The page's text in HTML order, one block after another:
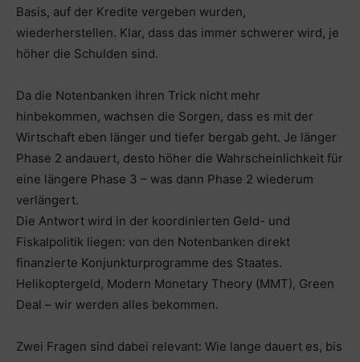
Basis, auf der Kredite vergeben wurden,
wiederherstellen. Klar, dass das immer schwerer wird, je
höher die Schulden sind.
Da die Notenbanken ihren Trick nicht mehr
hinbekommen, wachsen die Sorgen, dass es mit der
Wirtschaft eben länger und tiefer bergab geht. Je länger
Phase 2 andauert, desto höher die Wahrscheinlichkeit für
eine längere Phase 3 – was dann Phase 2 wiederum
verlängert.
Die Antwort wird in der koordinierten Geld- und
Fiskalpolitik liegen: von den Notenbanken direkt
finanzierte Konjunkturprogramme des Staates.
Helikoptergeld, Modern Monetary Theory (MMT), Green
Deal – wir werden alles bekommen.
Zwei Fragen sind dabei relevant: Wie lange dauert es, bis